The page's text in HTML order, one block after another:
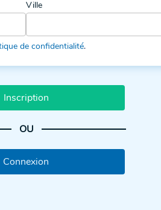
Ville
de confidentialité.
Inscription
OU
Connexion